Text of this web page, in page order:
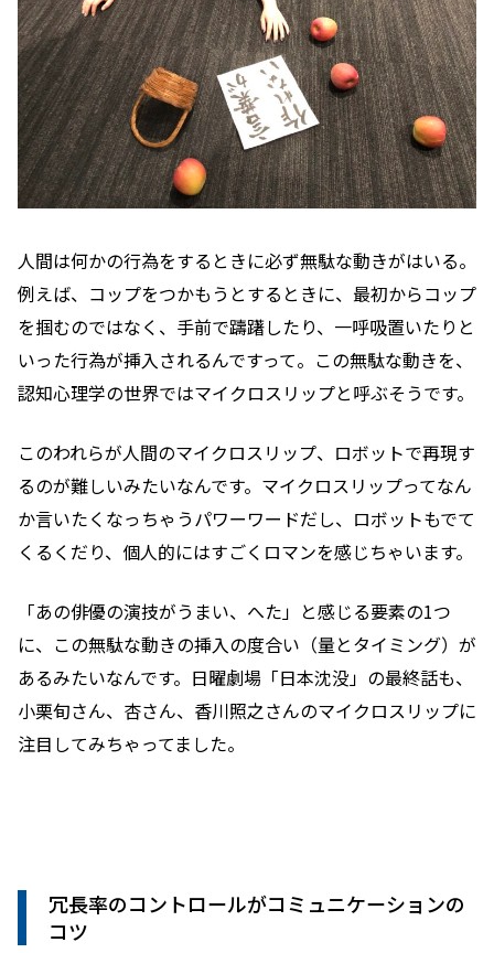
人間は何かの行為をするときに必ず無駄な動きがはいる。
例えば、コップをつかもうとするときに、最初からコップ
を掴むのではなく、手前で躊躇したり、一呼吸置いたりと
いった行為が挿入されるんですって。この無駄な動きを、
認知心理学の世界ではマイクロスリップと呼ぶそうです。
このわれらが人間のマイクロスリップ、ロボットで再現す
るのが難しいみたいなんです。マイクロスリップってなん
か言いたくなっちゃうパワーワードだし、ロボットもでて
くるくだり、個人的にはすごくロマンを感じちゃいます。
「あの俳優の演技がうまい、へた」と感じる要素の1つ
に、この無駄な動きの挿入の度合い（量とタイミング）が
あるみたいなんです。日曜劇場「日本沈没」の最終話も、
小栗旬さん、杏さん、香川照之さんのマイクロスリップに
注目してみちゃってました。
冗長率のコントロールがコミュニケーションの
コツ